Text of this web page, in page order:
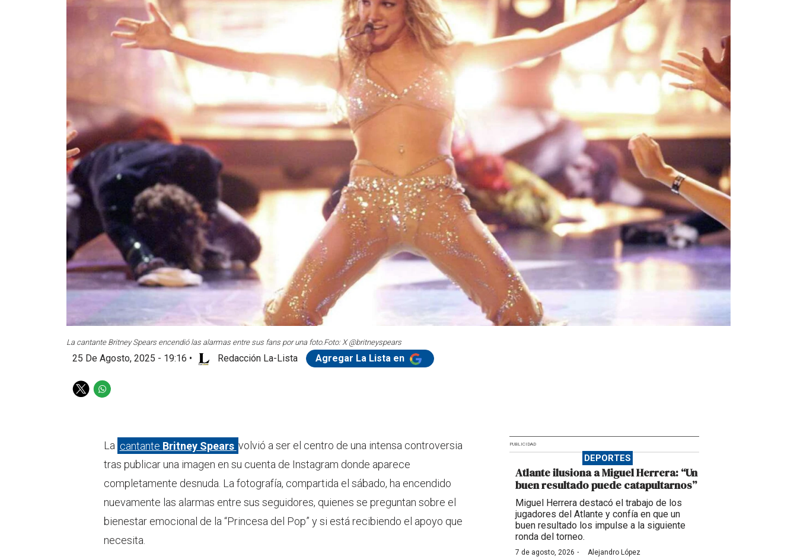
La cantante Britney Spears encendió las alarmas entre sus fans por una foto.Foto: X @britneyspears
25 De Agosto, 2025 - 19:16 • Redacción La-Lista Agregar La Lista en
T
W
s
p
p
La cantante Britney Spears volvió a ser el centro de una intensa controversia
tras publicar una imagen en su cuenta de Instagram donde aparece
completamente desnuda. La fotografía, compartida el sábado, ha encendido
nuevamente las alarmas entre sus seguidores, quienes se preguntan sobre el
bienestar emocional de la “Princesa del Pop” y si está recibiendo el apoyo que
necesita.
PUBLICIDAD
DEPORTES
Atlante ilusiona a Miguel Herrera: “Un
buen resultado puede catapultarnos”
Miguel Herrera destacó el trabajo de los
jugadores del Atlante y confía en que un
buen resultado los impulse a la siguiente
ronda del torneo.
7 de agosto, 2026 · Alejandro López